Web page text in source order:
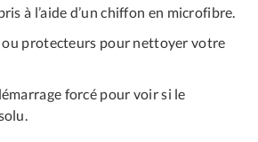
à l’aide d’un chiffon en microfibre.
ou protecteurs pour nettoyer votre
forcé pour voir si le